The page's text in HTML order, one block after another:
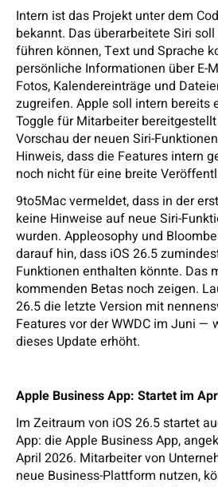
Intern ist das Projekt unter dem
bekannt. Das überarbeitete Siri
führen können, Text und Sprache
persönliche Informationen über E-
Fotos, Kalendereinträge und
zugreifen. Apple soll intern bereits
Toggle für Mitarbeiter
Vorschau der neuen Siri-
Hinweis, dass die Features intern
noch nicht für eine breite
9to5Mac vermeldet, dass in der
keine Hinweise auf neue Siri-
wurden. Appleosophy und
darauf hin, dass iOS 26.5
Funktionen enthalten könnte. Das
kommenden Betas noch zeigen.
26.5 die letzte Version mit
Features vor der WWDC im Juni —
dieses Update erhöht.
Apple Business App: Startet im
Im Zeitraum von iOS 26.5 startet
App: die Apple Business App,
April 2026. Mitarbeiter von
neue Business-Plattform nutzen,